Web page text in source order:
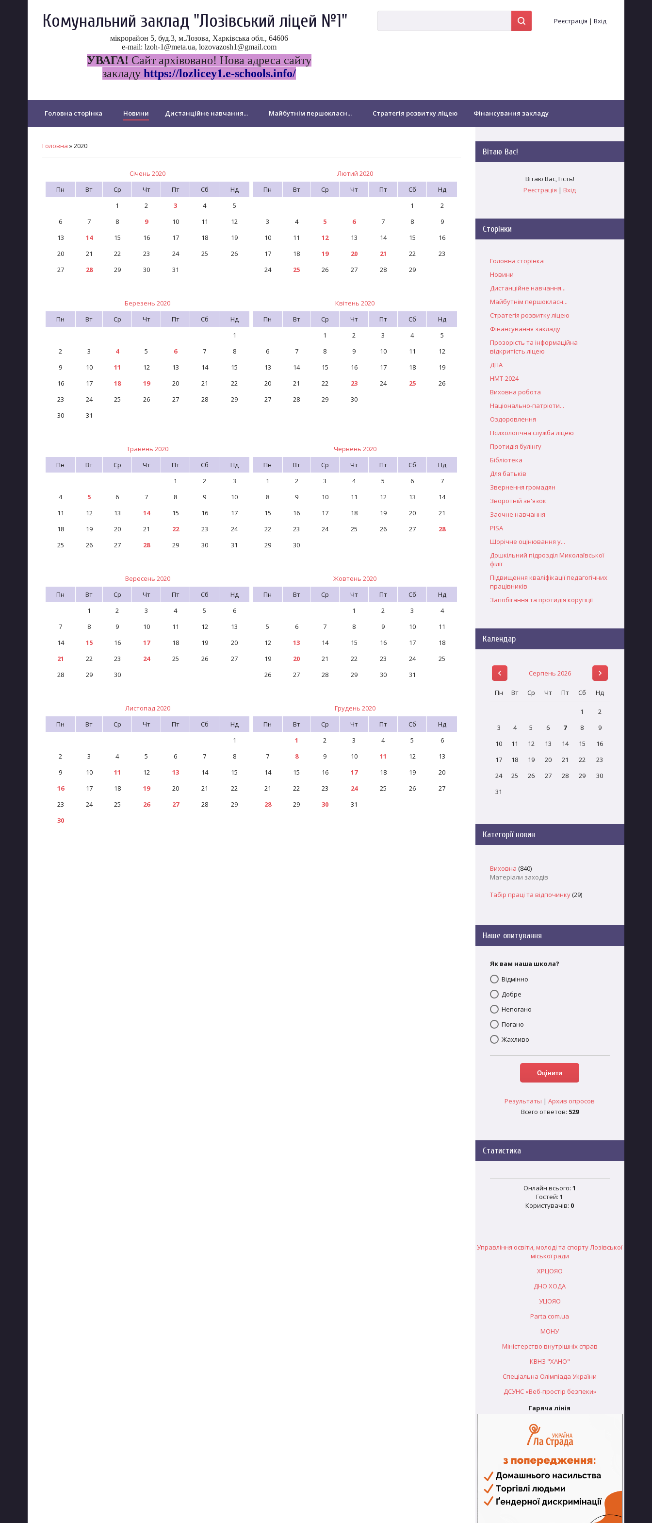
Комунальний заклад "Лозівський ліцей №1"
мікрорайон 5, буд.3, м.Лозова, Харківська обл., 64606
e-mail: lzoh-1@meta.ua, lozovazosh1@gmail.com
УВАГА! Сайт архівовано! Нова адреса сайту
закладу https://lozlicey1.e-schools.info/
Реєстрація | Вхід
Головна сторінка Новини Дистанційне навчання... Майбутнім першокласн... Стратегія розвитку ліцею Фінансування закладу
Оздоровлення
PISA Щорічне оцінювання у... Дошкільний підрозділ Миколаївської філії Підвищення кваліфікації педагогічних працівників
Запобігання та протидія корупції
Головна »2020
Січень 2020
Пн
Вт Ср Чт Пт Сб
Нд
1
2 3 4
5
6
7 8 9 10 11
12
13
14 15 16 17 18
19
20
21 22 23 24 25
26
27
28 29 30 31
Лютий 2020
Пн
Вт Ср Чт Пт Сб
Нд
1
2
3
4 5 6 7 8
9
10
11 12 13 14 15
16
17
18 19 20 21 22
23
24
25 26 27 28 29
Березень 2020
Пн
Вт Ср Чт Пт Сб
Нд
1
2
3 4 5 6 7
8
9
10 11 12 13 14
15
16
17 18 19 20 21
22
23
24 25 26 27 28
29
30
31
Квітень 2020
Пн
Вт Ср Чт Пт Сб
Нд
1
2 3 4
5
6
7 8 9 10 11
12
13
14 15 16 17 18
19
20
21 22 23 24 25
26
27
28 29 30
Травень 2020
Пн
Вт Ср Чт Пт Сб
Нд
1
2
3
4
5 6 7 8 9
10
11
12 13 14 15 16
17
18
19 20 21 22 23
24
25
26 27 28 29 30 31
Червень 2020
Пн
Вт Ср Чт Пт Сб
Нд
1
2 3 4 5 6
7
8
9 10 11 12 13
14
15
16 17 18 19 20
21
22
23 24 25 26 27
28
29
30
Вересень 2020
Пн
Вт Ср Чт Пт Сб
Нд
1
2 3 4 5
6
7
8 9 10 11 12
13
14
15 16 17 18 19
20
21
22 23 24 25 26
27
28
29 30
Жовтень 2020
Пн
Вт Ср Чт Пт Сб
Нд
1
2 3
4
5
6 7 8 9 10
11
12
13 14 15 16 17
18
19
20 21 22 23 24
25
26
27 28 29 30 31
Листопад 2020
Пн
Вт Ср Чт Пт Сб
Нд
1
2
3 4 5 6 7
8
9
10 11 12 13 14
15
16
17 18 19 20 21
22
23
24 25 26 27 28
29
30
Грудень 2020
Пн
Вт Ср Чт Пт Сб
Нд
1
2 3 4 5
6
7
8 9 10 11 12
13
14
15 16 17 18 19
20
21
22 23 24 25 26
27
28
29 30 31
Вітаю Вас!
Вітаю Вас,Гість!
Реєстрація | Вхід
Сторінки
Головна сторінка
Новини
Дистанційне навчання...
Майбутнім першокласн...
Стратегія розвитку ліцею
Фінансування закладу
Прозорість та інформаційна
відкритість ліцею
ДПА
НМТ-2024
Виховна робота
Національно-патріоти...
Оздоровлення
Психологічна служба ліцею
Протидія булінгу
Бібліотека
Для батьків
Звернення громадян
Зворотній зв'язок
Заочне навчання
PISA
Щорічне оцінювання у...
Дошкільний підрозділ Миколаївської
філії
Підвищення кваліфікації педагогічних
працівників
Запобігання та протидія корупції
Календар
Серпень 2026
Пн Вт Ср Чт Пт Сб Нд
1
2
3
4 5 6 7 8
9
10
11 12 13 14 15
16
17
18 19 20 21 22
23
24
25 26 27 28 29
30
31
Категорії новин
Виховна (840)
Матеріали заходів
Табір праці та відпочинку(29)
Наше опитування
Як вам наша школа?
Відмінно
Добре
Непогано
Погано
Жахливо
Результаты |Архив опросов
Всего ответов: 529
Статистика
Онлайн всього:1
Гостей:1
Користувачів: 0
Управління освіти, молоді та спорту Лозівської
міської ради
ХРЦОЯО
ДНО ХОДА
УЦОЯО
Parta.com.ua
МОНУ
Міністерство внутрішніх справ
КВНЗ "ХАНО"
Спеціальна Олімпіада України
ДСУНС «Веб-простір безпеки»
Гаряча лінія